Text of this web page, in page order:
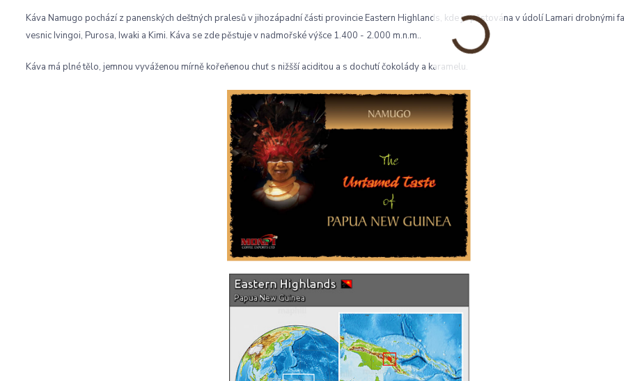
Káva Namugo pochází z panenských deštných pralesů v jihozápadní části provincie Eastern Highlands, kde je pěstována v údolí Lamari drobnými
vesnic Ivingoi, Purosa, Iwaki a Kimi. Káva se zde pěstuje v nadmořské výšce 1.400 - 2.000 m.n.m..
Káva má plné tělo, jemnou vyváženou mírně kořeňenou chuť s nižšší aciditou a s dochutí čokolády a karamelu.